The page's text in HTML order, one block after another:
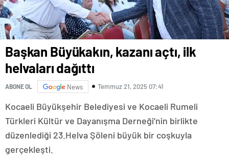
Başkan Büyükakın, kazanı açtı, ilk
helvaları dağıttı
ABONE OL News Temmuz 21, 2025 07:41
Kocaeli Büyükşehir Belediyesi ve Kocaeli Rumeli
Türkleri Kültür ve Dayanışma Derneği’nin birlikte
düzenlediği 23.Helva Şöleni büyük bir coşkuyla
gerçekleşti.